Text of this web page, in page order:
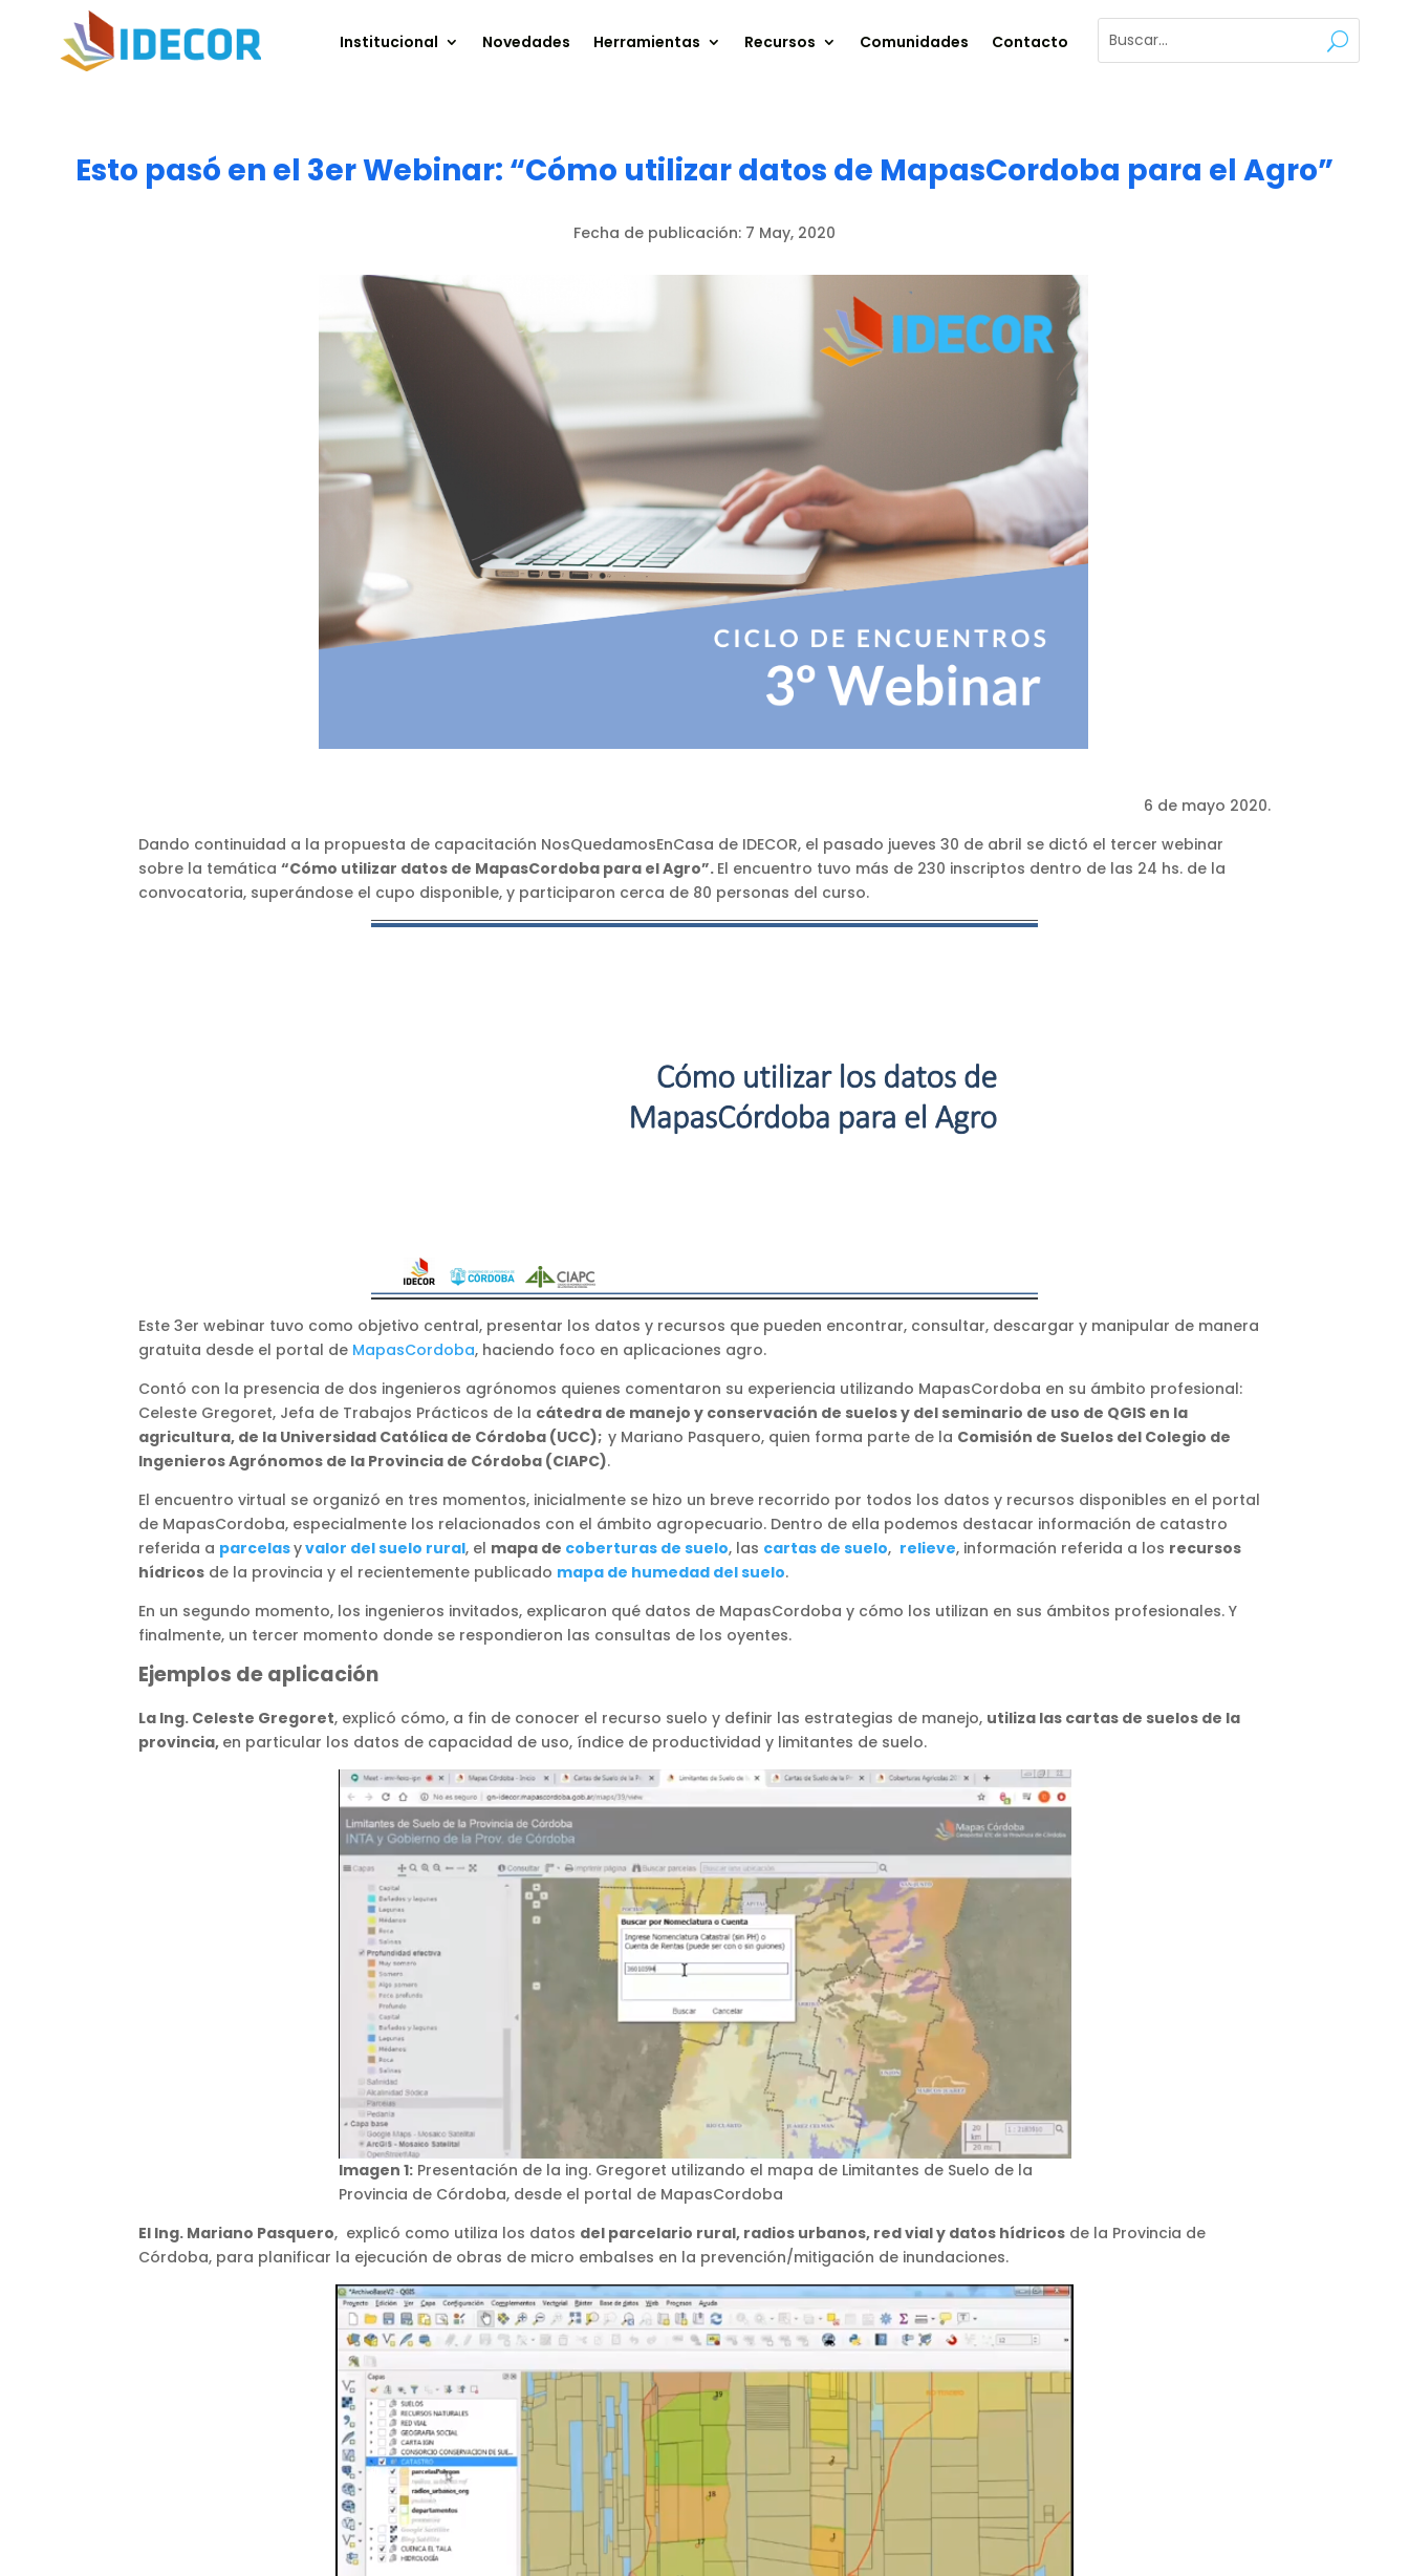
Institucional Novedades Herramientas Recursos Comunidades Contacto
Esto pasó en el 3er Webinar: “Cómo utilizar datos de MapasCordoba para el Agro”
Fecha de publicación: 7 May, 2020
6 de mayo 2020.
Dando continuidad a la propuesta de capacitación NosQuedamosEnCasa de IDECOR, el pasado jueves 30 de abril se dictó el tercer webinar
sobre la temática “Cómo utilizar datos de MapasCordoba para el Agro”. El encuentro tuvo más de 230 inscriptos dentro de las 24 hs. de la
convocatoria, superándose el cupo disponible, y participaron cerca de 80 personas del curso.
Este 3er webinar tuvo como objetivo central, presentar los datos y recursos que pueden encontrar, consultar, descargar y manipular de manera
gratuita desde el portal de MapasCordoba, haciendo foco en aplicaciones agro.
Contó con la presencia de dos ingenieros agrónomos quienes comentaron su experiencia utilizando MapasCordoba en su ámbito profesional:
Celeste Gregoret, Jefa de Trabajos Prácticos de la cátedra de manejo y conservación de suelos y del seminario de uso de QGIS en la
agricultura, de la Universidad Católica de Córdoba (UCC); y Mariano Pasquero, quien forma parte de la Comisión de Suelos del Colegio de
Ingenieros Agrónomos de la Provincia de Córdoba (CIAPC).
El encuentro virtual se organizó en tres momentos, inicialmente se hizo un breve recorrido por todos los datos y recursos disponibles en el portal
de MapasCordoba, especialmente los relacionados con el ámbito agropecuario. Dentro de ella podemos destacar información de catastro
referida a parcelasyvalor del suelo rural, el mapa de coberturas de suelo, las cartas de suelo, relieve, información referida a los recursos
hídricos de la provincia y el recientemente publicado mapa de humedad del suelo.
En un segundo momento, los ingenieros invitados, explicaron qué datos de MapasCordoba y cómo los utilizan en sus ámbitos profesionales. Y
finalmente, un tercer momento donde se respondieron las consultas de los oyentes.
Ejemplos de aplicación
La Ing. Celeste Gregoret, explicó cómo, a fin de conocer el recurso suelo y definir las estrategias de manejo, utiliza las cartas de suelos de la
provincia, en particular los datos de capacidad de uso, índice de productividad y limitantes de suelo.
Imagen 1:Presentación de la ing. Gregoret utilizando el mapa de Limitantes de Suelo de la
Provincia de Córdoba, desde el portal de MapasCordoba
El Ing. Mariano Pasquero, explicó como utiliza los datos del parcelario rural, radios urbanos, red vial y datos hídricos de la Provincia de
Córdoba, para planificar la ejecución de obras de micro embalses en la prevención/mitigación de inundaciones.